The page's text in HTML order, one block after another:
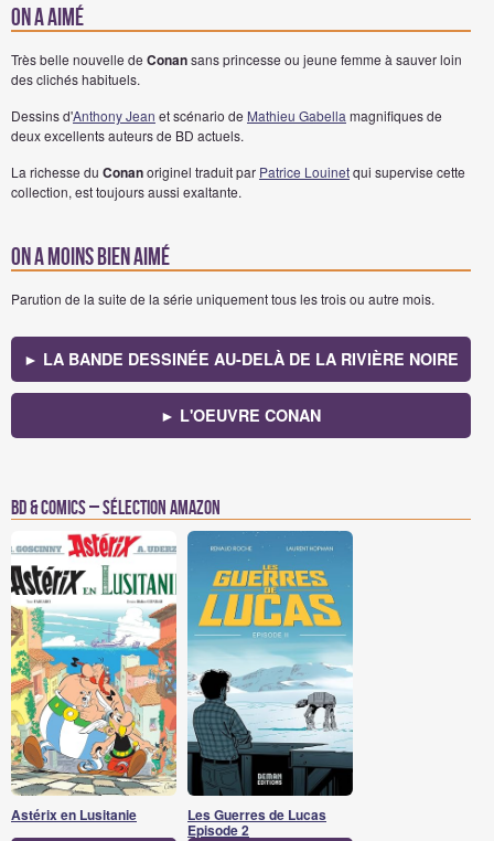
On a aimé
Très belle nouvelle de Conansans princesse ou jeune femme à sauver loin
des clichés habituels.
Dessins d'Anthony Jean et scénario de Mathieu Gabella magnifiques de
deux excellents auteurs de BD actuels.
La richesse du Conanoriginel traduit par Patrice Louinetqui supervise cette
collection, est toujours aussi exaltante.
On a moins bien aimé
Parution de la suite de la série uniquement tous les trois ou autre mois.
► LA BANDE DESSINÉE AU-DELÀ DE LA RIVIÈRE NOIRE
► L'OEUVRE CONAN
BD & Comics – Sélection Amazon
Astérix en Lusitanie Les Guerres de Lucas
Episode 2